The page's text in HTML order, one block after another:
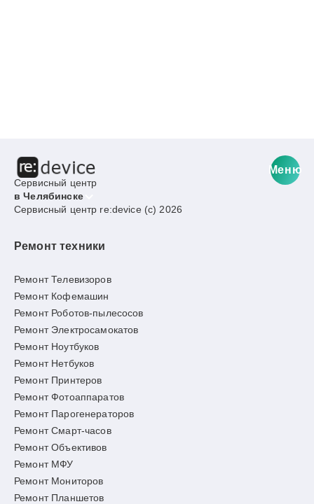
Сервисный центр
в Челябинске
Меню
Сервисный центр re:device (c) 2026
Ремонт техники
Ремонт Телевизоров
Ремонт Кофемашин
Ремонт Роботов-пылесосов
Ремонт Электросамокатов
Ремонт Ноутбуков
Ремонт Нетбуков
Ремонт Принтеров
Ремонт Фотоаппаратов
Ремонт Парогенераторов
Ремонт Смарт-часов
Ремонт Объективов
Ремонт МФУ
Ремонт Мониторов
Ремонт Планшетов